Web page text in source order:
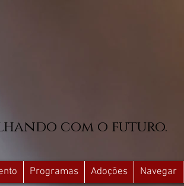
com o futuro.
Programas Adoções Navegar